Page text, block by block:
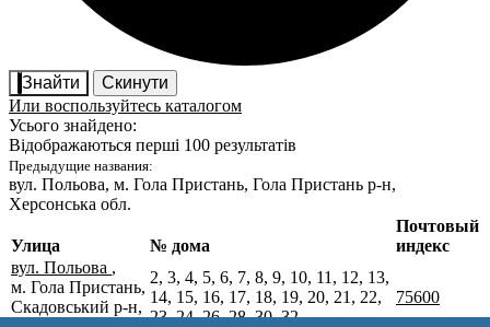
Знайти
Скинути
Или воспользуйтесь каталогом
Усього знайдено:
Відображаються перші 100 результатів
Предыдущие названия:
вул. Польова, м. Гола Пристань, Гола Пристань р-н,
Херсонська обл.
Улица № дома
Почтовый
индекс
вул. Польова ,
м. Гола Пристань,
Скадовський р-н,
2, 3, 4, 5, 6, 7, 8, 9, 10, 11, 12, 13,
14, 15, 16, 17, 18, 19, 20, 21, 22,
23, 24, 26, 28, 30, 32
75600